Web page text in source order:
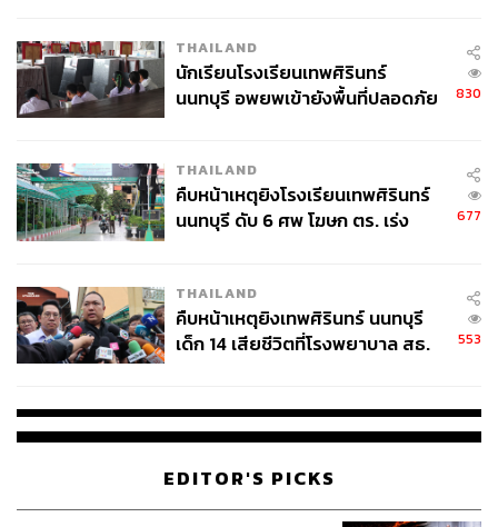
THAILAND
นักเรียนโรงเรียนเทพศิรินทร์
นนทบุรี อพยพเข้ายังพื้นที่ปลอดภัย
830
THAILAND
คืบหน้าเหตุยิงโรงเรียนเทพศิรินทร์
นนทบุรี ดับ 6 ศพ โฆษก ตร. เร่ง
677
THAILAND
คืบหน้าเหตุยิงเทพศิรินทร์ นนทบุรี
เด็ก 14 เสียชีวิตที่โรงพยาบาล สธ.
553
EDITOR'S PICKS